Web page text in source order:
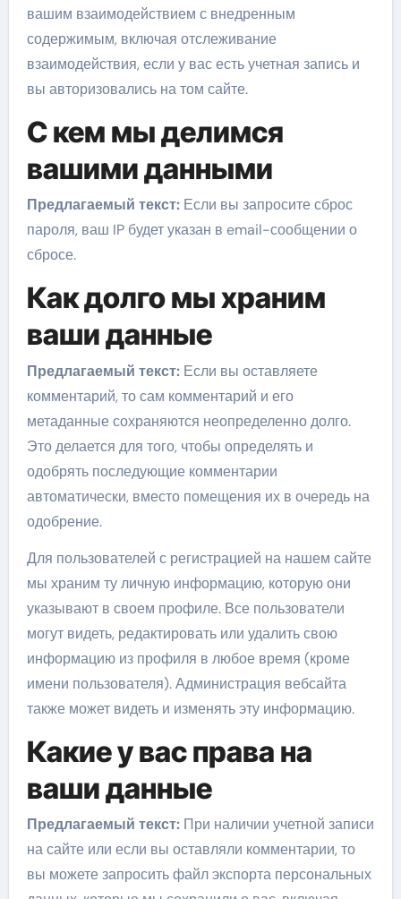
вашим взаимодействием с внедренным
содержимым, включая отслеживание
взаимодействия, если у вас есть учетная запись и
вы авторизовались на том сайте.
С кем мы делимся
вашими данными
Предлагаемый текст: Если вы запросите сброс
пароля, ваш IP будет указан в email-сообщении о
сбросе.
Как долго мы храним
ваши данные
Предлагаемый текст: Если вы оставляете
комментарий, то сам комментарий и его
метаданные сохраняются неопределенно долго.
Это делается для того, чтобы определять и
одобрять последующие комментарии
автоматически, вместо помещения их в очередь на
одобрение.
Для пользователей с регистрацией на нашем сайте
мы храним ту личную информацию, которую они
указывают в своем профиле. Все пользователи
могут видеть, редактировать или удалить свою
информацию из профиля в любое время (кроме
имени пользователя). Администрация вебсайта
также может видеть и изменять эту информацию.
Какие у вас права на
ваши данные
Предлагаемый текст: При наличии учетной записи
на сайте или если вы оставляли комментарии, то
вы можете запросить файл экспорта персональных